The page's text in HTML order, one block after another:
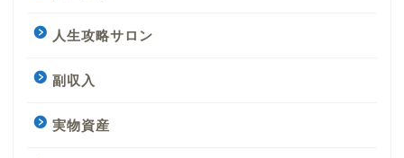
人生攻略サロン
副収入
実物資産